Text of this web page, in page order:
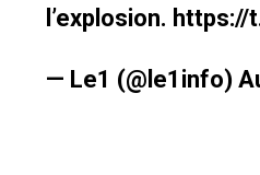
l’explosion. https://
— Le1 (@le1info)